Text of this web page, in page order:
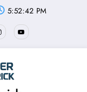
5:52:43 PM